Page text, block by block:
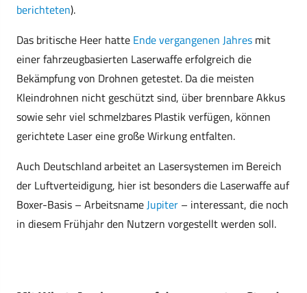
berichteten).
Das britische Heer hatte Ende vergangenen Jahres mit
einer fahrzeugbasierten Laserwaffe erfolgreich die
Bekämpfung von Drohnen getestet. Da die meisten
Kleindrohnen nicht geschützt sind, über brennbare Akkus
sowie sehr viel schmelzbares Plastik verfügen, können
gerichtete Laser eine große Wirkung entfalten.
Auch Deutschland arbeitet an Lasersystemen im Bereich
der Luftverteidigung, hier ist besonders die Laserwaffe auf
Boxer-Basis – Arbeitsname Jupiter – interessant, die noch
in diesem Frühjahr den Nutzern vorgestellt werden soll.